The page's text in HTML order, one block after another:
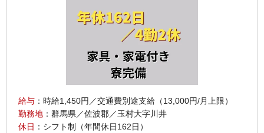
給与 ：時給1,450円／交通費別途支給（13,000円/月上限）
勤務地 ：群馬県／佐波郡／玉村大字川井
休日 ：シフト制（年間休日162日）